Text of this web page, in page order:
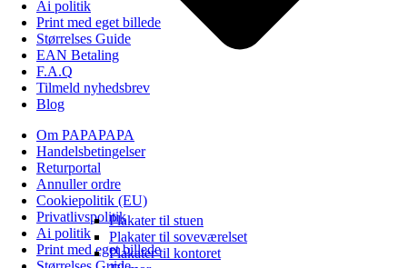
Plakater til stuen
Plakater til soveværelset
Plakater til kontoret
Ai politik
Print med eget billede
Størrelses Guide
EAN Betaling
F.A.Q
Tilmeld nyhedsbrev
Blog
Om PAPAPAPA
Handelsbetingelser
Returportal
Annuller ordre
Cookiepolitik (EU)
Privatlivspolitik
Ai politik
Print med eget billede